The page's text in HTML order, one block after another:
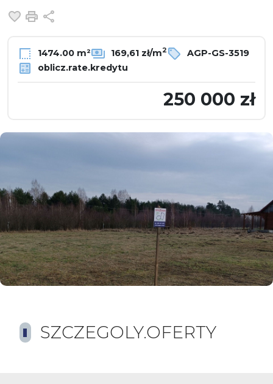
Dodaj do ulubionych
Drukuj
1474.00 m² 169,61 zł/m2
AGP-GS-3519
oblicz.rate.kredytu
250 000 zł
SZCZEGOLY.OFERTY